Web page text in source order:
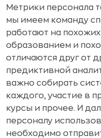
Метрики персонала
мы имеем команду
работают на
образованием и
отличаются друг от
предиктивной
важно собирать
каждого, участие в
курсы и прочее. И
персоналу
необходимо